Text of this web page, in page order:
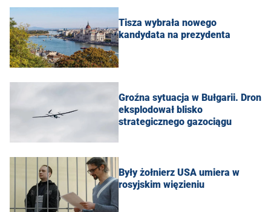
Tisza wybrała nowego
kandydata na prezydenta
Groźna sytuacja w Bułgarii. Dron
eksplodował blisko
strategicznego gazociągu
Były żołnierz USA umiera w
rosyjskim więzieniu